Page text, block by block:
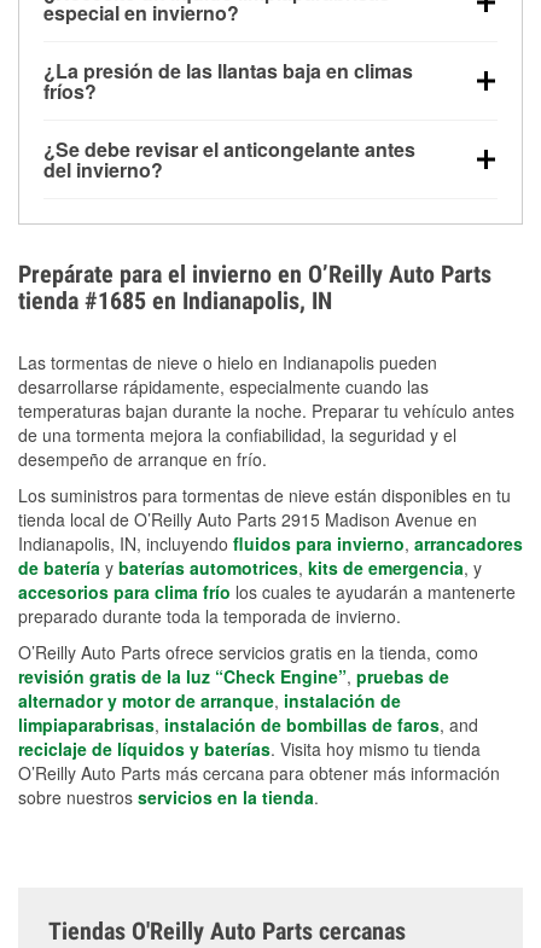
su potencia de arranque cerca de los 0 °F, lo que
arranque.
especial en invierno?
la congelación y ayuda a disolver la sal y la nieve
derretida en la carretera para mejorar la visibilidad.
¿La presión de las llantas baja en climas
fríos?
alrededor de 1 PSI por cada 10 °F que baja la
temperatura. Puedes obtener más información sobre
¿Se debe revisar el anticongelante antes
del invierno?
el sobrecalentamiento en condiciones de frío
extremo. Aprende cómo comprobar la protección
anticongelante en nuestra sección How-To.
Prepárate para el invierno en O’Reilly Auto Parts
tienda #1685 en Indianapolis, IN
Las tormentas de nieve o hielo en Indianapolis pueden
desarrollarse rápidamente, especialmente cuando las
temperaturas bajan durante la noche. Preparar tu vehículo antes
de una tormenta mejora la confiabilidad, la seguridad y el
desempeño de arranque en frío.
Los suministros para tormentas de nieve están disponibles en tu
tienda local de O’Reilly Auto Parts 2915 Madison Avenue en
Indianapolis, IN, incluyendo fluidos para invierno, arrancadores
de batería y baterías automotrices, kits de emergencia, y
accesorios para clima frío los cuales te ayudarán a mantenerte
preparado durante toda la temporada de invierno.
O’Reilly Auto Parts ofrece servicios gratis en la tienda, como
revisión gratis de la luz “Check Engine”, pruebas de
alternador y motor de arranque, instalación de
limpiaparabrisas, instalación de bombillas de faros, and
reciclaje de líquidos y baterías. Visita hoy mismo tu tienda
O’Reilly Auto Parts más cercana para obtener más información
sobre nuestros servicios en la tienda.
Tiendas O'Reilly Auto Parts cercanas